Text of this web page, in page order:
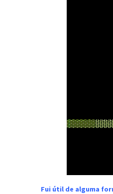
Fui útil de alguma